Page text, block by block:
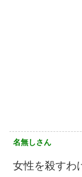
名無しさん
女性を殺すわ